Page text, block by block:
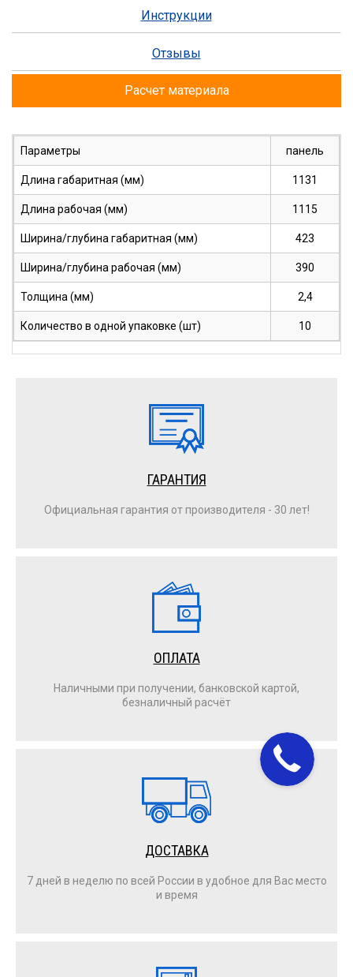
Инструкции
Отзывы
Расчет материала
Параметры панель
Длина габаритная (мм) 1131
Длина рабочая (мм) 1115
Ширина/глубина габаритная (мм) 423
Ширина/глубина рабочая (мм) 390
Толщина (мм) 2,4
Количество в одной упаковке (шт) 10
ГАРАНТИЯ
Официальная гарантия от производителя - 30 лет!
ОПЛАТА
Наличными при получении, банковской картой,
безналичный расчёт
ДОСТАВКА
7 дней в неделю по всей России в удобное для Вас место
и время